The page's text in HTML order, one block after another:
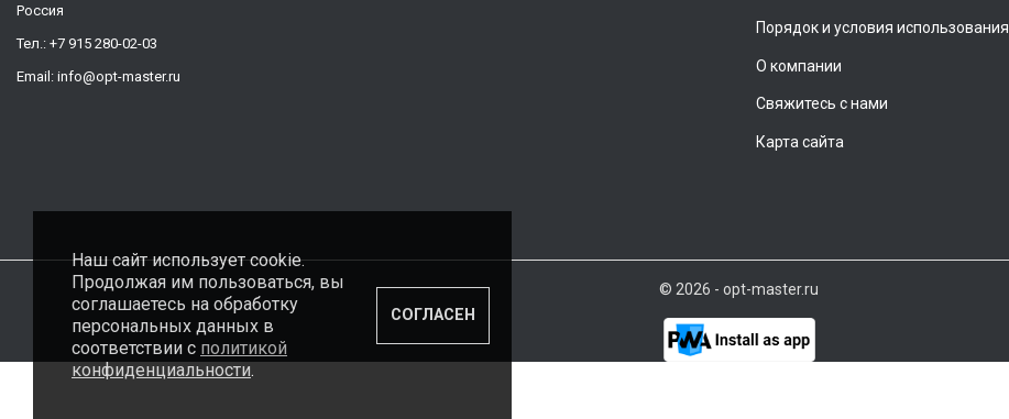
Россия
Тел.: +7 915 280-02-03
Email: info@opt-master.ru
Порядок и условия использования
О компании
Свяжитесь с нами
Карта сайта
© 2026 - opt-master.ru
Наш сайт использует cookie.
Продолжая им пользоваться, вы
соглашаетесь на обработку
персональных данных в
соответствии с политикой
конфиденциальности.
СОГЛАСЕН